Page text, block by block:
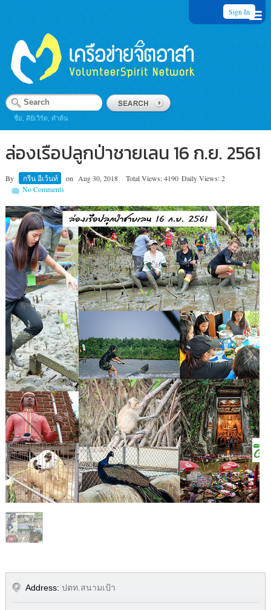
Sign In
ชื่อ, คีย์เวิร์ด, คำค้น
ล่องเรือปลูกป่าชายเลน 16 ก.ย. 2561
By กรีน อีเว้นท์ on Aug 30, 2018 Total Views: 4190 Daily Views: 2
No Comments
1/1
Address: ปตท.สนามเป้า